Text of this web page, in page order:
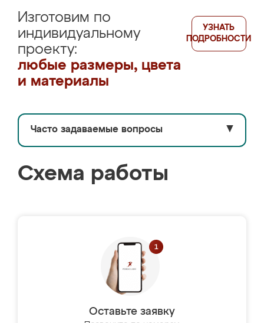
Изготовим по
индивидуальному
проекту:
любые размеры, цвета
и материалы
УЗНАТЬ
ПОДРОБНОСТИ
Часто задаваемые вопросы ▼
Схема работы
Оставьте заявку